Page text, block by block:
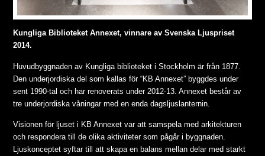
Kungliga Biblioteket Annexet, vinnare av Svenska Ljuspriset
2014.
Huvudbyggnaden av Kungliga biblioteket i Stockholm är från 1877.
Den underjordiska del som kallas för “KB Annexet” byggdes under
sent 1990-tal och har renoverats under 2012-13. Annexet består av
tre underjordiska våningar med en enda dagsljuslanternin.
Visionen för ljuset i KB Annexet var att samspela med arkitekturen
och respondera till de olika aktiviteter som pågår i byggnaden.
Ljuskonceptet syftar till att skapa en balans mellan delar med starkt